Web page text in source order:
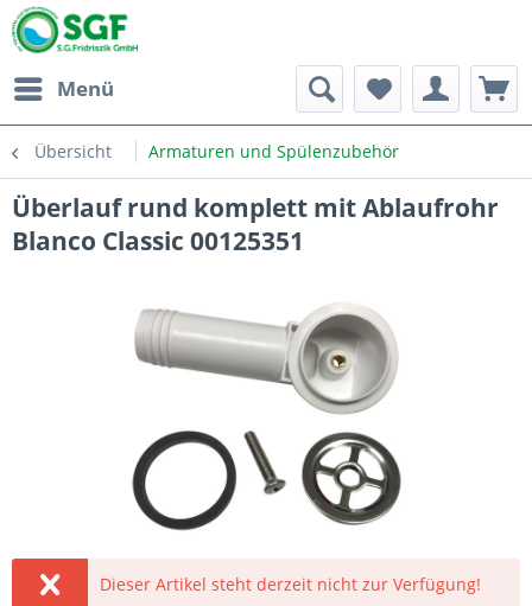
Menü
Übersicht Armaturen und Spülenzubehör
Überlauf rund komplett mit Ablaufrohr
Blanco Classic 00125351
Dieser Artikel steht derzeit nicht zur Verfügung!